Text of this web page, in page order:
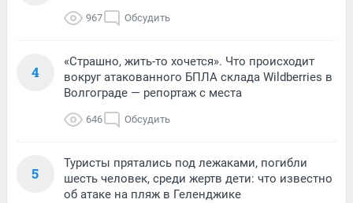
967 Обсудить
4
«Страшно, жить-то хочется». Что происходит
вокруг атакованного БПЛА склада Wildberries в
Волгограде — репортаж с места
646 Обсудить
5
Туристы прятались под лежаками, погибли
шесть человек, среди жертв дети: что известно
об атаке на пляж в Геленджике